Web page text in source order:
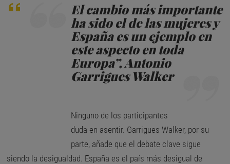
El cambio más importante
ha sido el de las mujeres y
España es un ejemplo en
este aspecto en toda
Europa”, Antonio
Garrigues Walker
Ninguno de los participantes
duda en asentir. Garrigues Walker, por su
parte, añade que el debate clave sigue
siendo la desigualdad. España es el país más desigual de